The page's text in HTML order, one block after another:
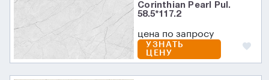
Corinthian Pearl Pul.
58.5*117.2
цена по запросу
УЗНАТЬ
ЦЕНУ